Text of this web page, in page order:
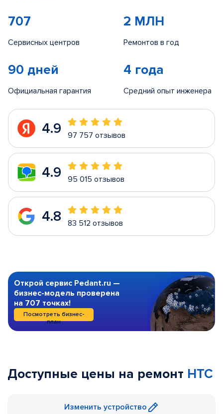
707
Сервисных центров
2 МЛН
Ремонтов в год
90 дней
Официальная гарантия
4 года
Средний опыт инженера
4.9 97 757 отзывов
4.9 95 015 отзывов
4.8 83 512 отзывов
Открой сервис Pedant.ru —
бизнес-модель проверена
на 707 точках!
Посмотреть бизнес-
план
Доступные цены на ремонт HTC
Изменить устройство